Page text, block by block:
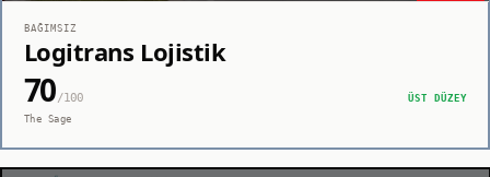
BAĞIMSIZ
Logitrans Lojistik
70/100
ÜST DÜZEY
The Sage